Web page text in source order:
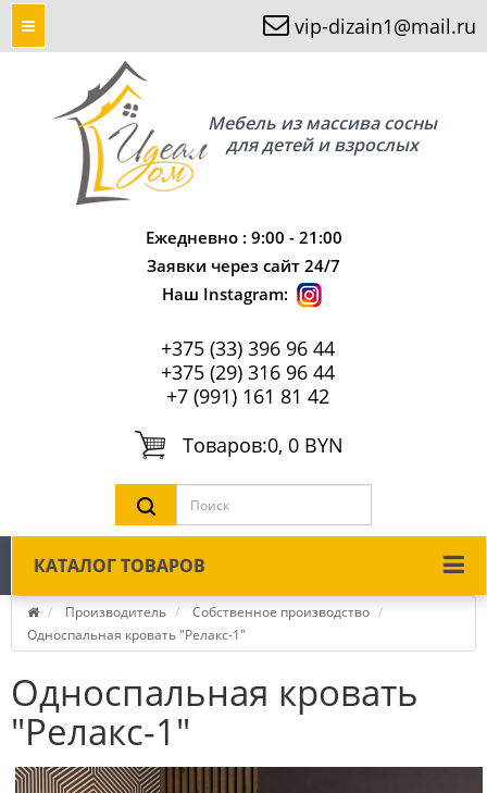
vip-dizain1@mail.ru
Мебель из массива сосны
для детей и взрослых
Ежедневно : 9:00 - 21:00
Заявки через сайт 24/7
Наш Instagram:
+375 (33) 396 96 44
+375 (29) 316 96 44
+7 (991) 161 81 42
Tоваров:0, 0 BYN
КАТАЛОГ ТОВАРОВ
Производитель
Собственное производство
Односпальная кровать "Релакс-1"
Односпальная кровать
"Релакс-1"